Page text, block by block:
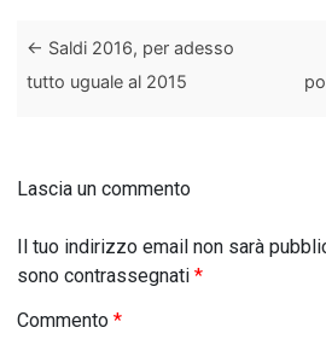
← Saldi 2016, per adesso
tutto uguale al 2015
Lascia un commento
Il tuo indirizzo email non sarà
sono contrassegnati *
Commento *